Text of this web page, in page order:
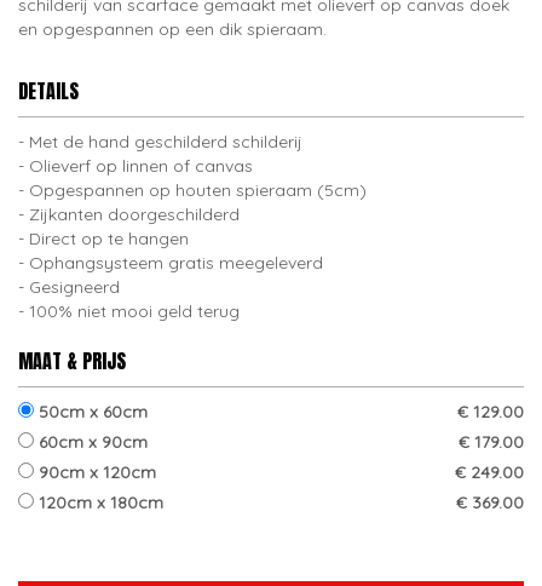
schilderij van scarface gemaakt met olieverf op canvas doek
en opgespannen op een dik spieraam.
DETAILS
Met de hand geschilderd schilderij
Olieverf op linnen of canvas
Opgespannen op houten spieraam (5cm)
Zijkanten doorgeschilderd
Direct op te hangen
Ophangsysteem gratis meegeleverd
Gesigneerd
100% niet mooi geld terug
MAAT & PRIJS
50cm x 60cm
€ 129.00
60cm x 90cm
€ 179.00
90cm x 120cm
€ 249.00
120cm x 180cm
€ 369.00